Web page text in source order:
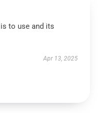
to use and its
Apr 13, 2025